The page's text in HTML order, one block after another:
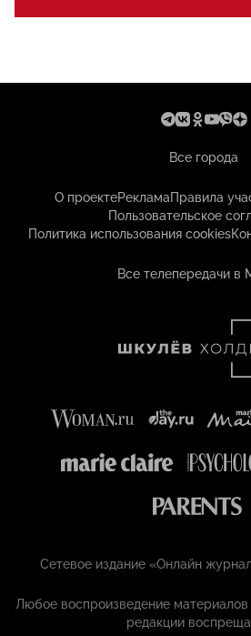
Все города
О проектеРекламаПравила
Пользовательское
Политика использования cookies
Все телепередачи в
Сетевое издание «Онлайн
Любое воспроизведение
редакции